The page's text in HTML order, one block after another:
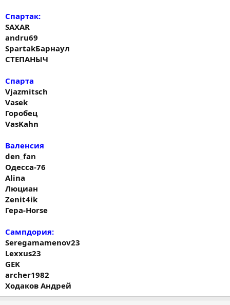
Спартак:
SAXAR
andru69
SpartakБарнаул
СТЕПАНЫЧ
Спарта
Vjazmitsch
Vasek
Горобец
VasKahn
Валенсия
den_fan
Одесса-76
Alina
Люциан
Zenit4ik
Гера-Horse
Сампдория:
Seregamamenov23
Lexxus23
GEK
archer1982
Ходаков Андрей